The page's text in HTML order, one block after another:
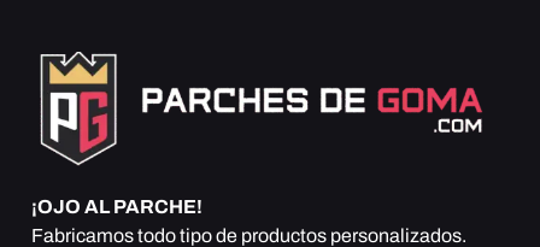
¡OJO AL PARCHE!
Fabricamos todo tipo de productos personalizados.